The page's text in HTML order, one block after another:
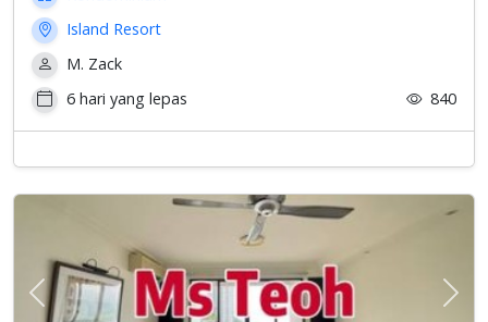
Island Resort
M. Zack
6 hari yang lepas
840
Previous